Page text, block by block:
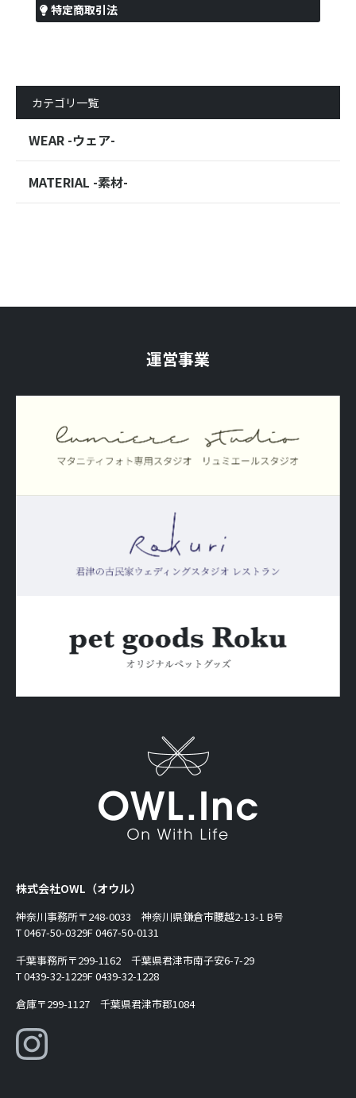
特定商取引法
カテゴリ一覧
WEAR -ウェア-
MATERIAL -素材-
運営事業
株式会社OWL（オウル）
神奈川事務所〒248-0033 神奈川県鎌倉市腰越2-13-1 B号
T 0467-50-0329F 0467-50-0131
千葉事務所〒299-1162 千葉県君津市南子安6-7-29
T 0439-32-1229F 0439-32-1228
倉庫〒299-1127 千葉県君津市郡1084